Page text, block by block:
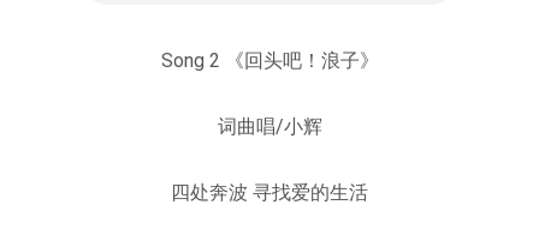
Song 2 《回头吧！浪子》
词曲唱/小辉
四处奔波 寻找爱的生活